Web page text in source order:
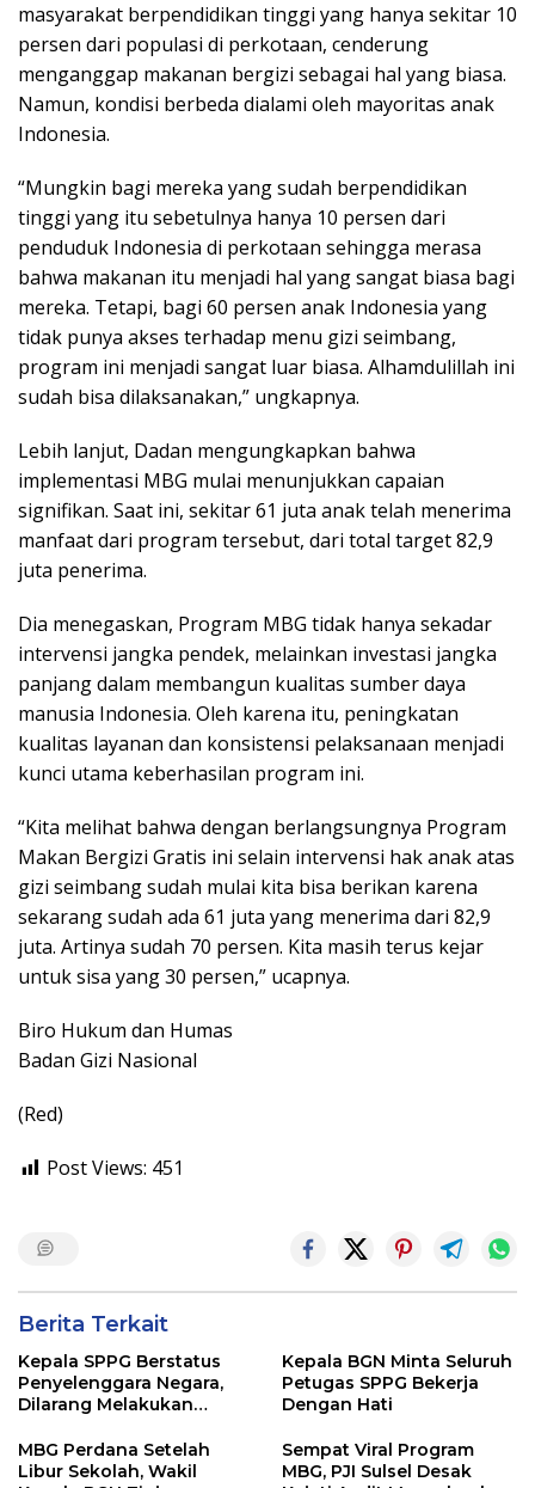
masyarakat berpendidikan tinggi yang hanya sekitar 10
persen dari populasi di perkotaan, cenderung
menganggap makanan bergizi sebagai hal yang biasa.
Namun, kondisi berbeda dialami oleh mayoritas anak
Indonesia.
“Mungkin bagi mereka yang sudah berpendidikan
tinggi yang itu sebetulnya hanya 10 persen dari
penduduk Indonesia di perkotaan sehingga merasa
bahwa makanan itu menjadi hal yang sangat biasa bagi
mereka. Tetapi, bagi 60 persen anak Indonesia yang
tidak punya akses terhadap menu gizi seimbang,
program ini menjadi sangat luar biasa. Alhamdulillah ini
sudah bisa dilaksanakan,” ungkapnya.
Lebih lanjut, Dadan mengungkapkan bahwa
implementasi MBG mulai menunjukkan capaian
signifikan. Saat ini, sekitar 61 juta anak telah menerima
manfaat dari program tersebut, dari total target 82,9
juta penerima.
Dia menegaskan, Program MBG tidak hanya sekadar
intervensi jangka pendek, melainkan investasi jangka
panjang dalam membangun kualitas sumber daya
manusia Indonesia. Oleh karena itu, peningkatan
kualitas layanan dan konsistensi pelaksanaan menjadi
kunci utama keberhasilan program ini.
“Kita melihat bahwa dengan berlangsungnya Program
Makan Bergizi Gratis ini selain intervensi hak anak atas
gizi seimbang sudah mulai kita bisa berikan karena
sekarang sudah ada 61 juta yang menerima dari 82,9
juta. Artinya sudah 70 persen. Kita masih terus kejar
untuk sisa yang 30 persen,” ucapnya.
Biro Hukum dan Humas
Badan Gizi Nasional
(Red)
Post Views: 451
Berita Terkait
Kepala SPPG Berstatus
Penyelenggara Negara,
Dilarang Melakukan
Kepala BGN Minta Seluruh
Petugas SPPG Bekerja
Dengan Hati
MBG Perdana Setelah
Libur Sekolah, Wakil
Sempat Viral Program
MBG, PJI Sulsel Desak